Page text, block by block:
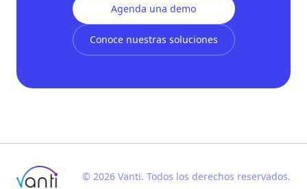
Agenda una demo
Conoce nuestras soluciones
© 2026 Vanti. Todos los derechos reservados.